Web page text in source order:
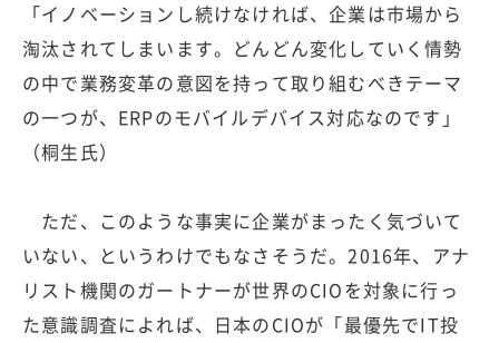
「イノベーションし続けなければ、企業は市場から
淘汰されてしまいます。どんどん変化していく情勢
の中で業務変革の意図を持って取り組むべきテーマ
の一つが、ERPのモバイルデバイス対応なのです」
（桐生氏）
ただ、このような事実に企業がまったく気づいて
いない、というわけでもなさそうだ。2016年、アナ
リスト機関のガートナーが世界のCIOを対象に行っ
た意識調査によれば、日本のCIOが「最優先でIT投